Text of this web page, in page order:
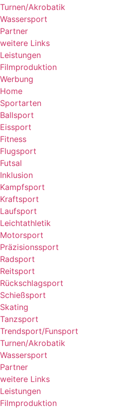
Turnen/Akrobatik
Wassersport
Partner
weitere Links
Leistungen
Filmproduktion
Werbung
Home
Sportarten
Ballsport
Eissport
Fitness
Flugsport
Futsal
Inklusion
Kampfsport
Kraftsport
Laufsport
Leichtathletik
Motorsport
Präzisionssport
Radsport
Reitsport
Rückschlagsport
Schießsport
Skating
Tanzsport
Trendsport/Funsport
Turnen/Akrobatik
Wassersport
Partner
weitere Links
Leistungen
Filmproduktion